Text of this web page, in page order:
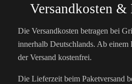
Versandkosten &
Die Versandkosten betragen bei
innerhalb Deutschlands. Ab
der Versand kostenfrei.
Die Lieferzeit beim Paketversand